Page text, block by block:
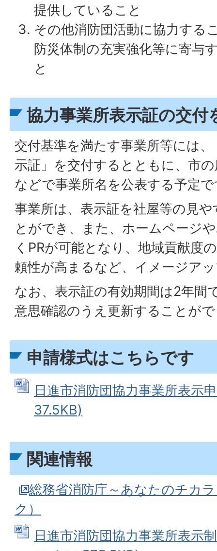
提供していること
その他消防団活動に協力する
防災体制の充実強化等に寄与
と
協力事業所表示証の交付
交付基準を満たす事業所等には
示証」を交付するとともに、市
などで事業所名を公表する予定
事業所は、表示証を社屋等の見
とができ、また、ホームページ
くPRが可能となり、地域貢献度
頼性が高まるなど、イメージア
なお、表示証の有効期間は2年間
意思確認のうえ更新することが
申請様式はこちらです
日進市消防団協力事業所表示
37.5KB)
関連情報
総務省消防庁～あなたのチカ
ク）
日進市消防団協力事業所表示